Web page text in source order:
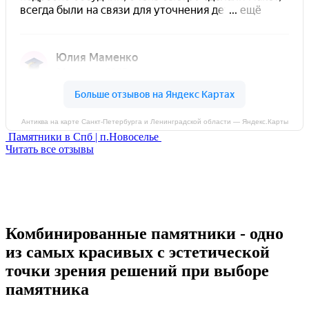
Антиква на карте Санкт‑Петербурга и Ленинградской области — Яндекс.Карты
Памятники в Спб | п.Новоселье
Читать все отзывы
Комбинированные памятники - одно
из самых красивых с эстетической
точки зрения решений при выборе
памятника